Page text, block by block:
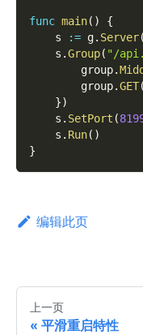
func main( )
{
    s
:= g. Server(
    s
.Group( "/
        group
.
        group
.GET(
})
    s
. SetPort (
    s
. Run( )
}
编辑此页
上一页
平滑重启特性